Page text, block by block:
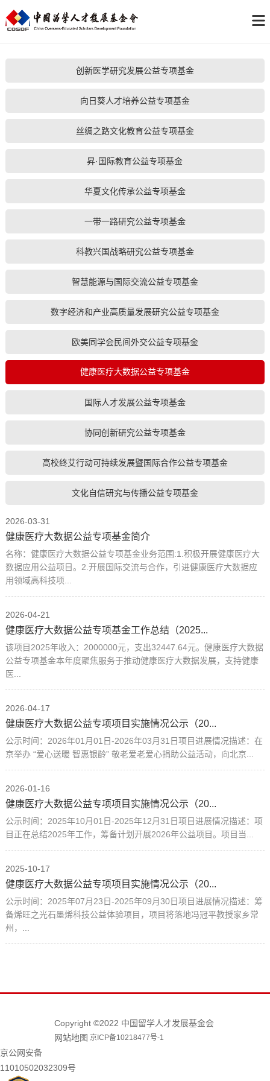
创新医学研究发展公益专项基金
向日葵人才培养公益专项基金
丝绸之路文化教育公益专项基金
昇·国际教育公益专项基金
华夏文化传承公益专项基金
一带一路研究公益专项基金
科教兴国战略研究公益专项基金
智慧能源与国际交流公益专项基金
数字经济和产业高质量发展研究公益专项基金
欧美同学会民间外交公益专项基金
健康医疗大数据公益专项基金
国际人才发展公益专项基金
协同创新研究公益专项基金
高校终艾行动可持续发展暨国际合作公益专项基金
文化自信研究与传播公益专项基金
2026-03-31
健康医疗大数据公益专项基金简介
名称：健康医疗大数据公益专项基金业务范围:1.积极开展健康医疗大
数据应用公益项目。2.开展国际交流与合作，引进健康医疗大数据应
用领域高科技项...
2026-04-21
健康医疗大数据公益专项基金工作总结（2025...
该项目2025年收入：2000000元，支出32447.64元。健康医疗大数据
公益专项基金本年度聚焦服务于推动健康医疗大数据发展，支持健康
医...
2026-04-17
健康医疗大数据公益专项项目实施情况公示（20...
公示时间：2026年01月01日-2026年03月31日项目进展情况描述：在
京举办 “爱心送暖 智惠银龄” 敬老爱老爱心捐助公益活动，向北京...
2026-01-16
健康医疗大数据公益专项项目实施情况公示（20...
公示时间：2025年10月01日-2025年12月31日项目进展情况描述：项
目正在总结2025年工作，筹备计划开展2026年公益项目。项目当...
2025-10-17
健康医疗大数据公益专项项目实施情况公示（20...
公示时间：2025年07月23日-2025年09月30日项目进展情况描述：筹
备烯旺之光石墨烯科技公益体验项目，项目将落地冯冠平教授家乡常
州，...
Copyright ©2022 中国留学人才发展基金会
网站地图 京ICP备10218477号-1
京公网安备
11010502032309号